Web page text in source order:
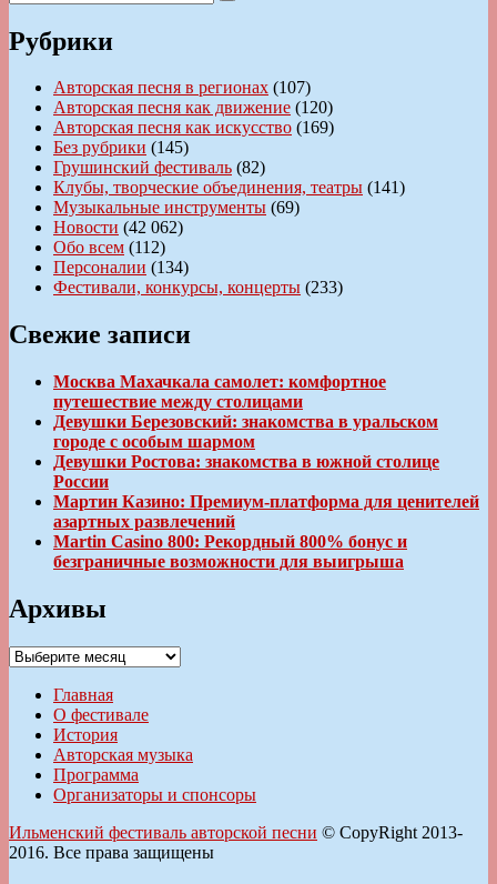
Поиск
Рубрики
Авторская песня в регионах (107)
Авторская песня как движение (120)
Авторская песня как искусство (169)
Без рубрики (145)
Грушинский фестиваль (82)
Клубы, творческие объединения, театры (141)
Музыкальные инструменты (69)
Новости (42 062)
Обо всем (112)
Персоналии (134)
Фестивали, конкурсы, концерты (233)
Свежие записи
Москва Махачкала самолет: комфортное
путешествие между столицами
Девушки Березовский: знакомства в уральском
городе с особым шармом
Девушки Ростова: знакомства в южной столице
России
Мартин Казино: Премиум-платформа для ценителей
азартных развлечений
Martin Casino 800: Рекордный 800% бонус и
безграничные возможности для выигрыша
Архивы
Архивы
Главная
О фестивале
История
Авторская музыка
Программа
Организаторы и спонсоры
Ильменский фестиваль авторской песни © CopyRight 2013-
2016. Все права защищены